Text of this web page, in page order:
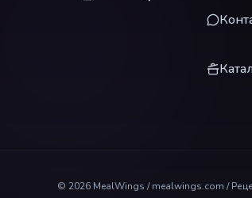
© 2026 MealWings / mealwings.com /